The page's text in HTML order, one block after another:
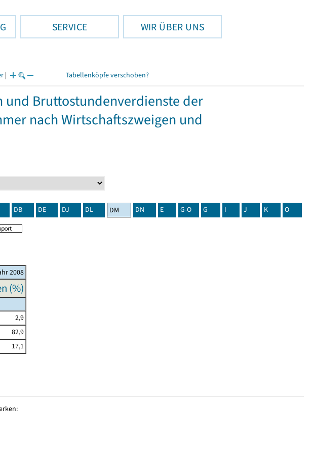
SERVICE WIR ÜBER UNS
| Tabellenköpfe verschoben?
Bruttostundenverdienste der
nach Wirtschaftszweigen und
DB DE DJ DL DM DN E G-O G I J K O
2008
(%)
2,9
82,9
17,1